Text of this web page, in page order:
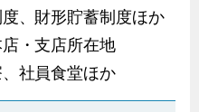
、財形貯蓄制度ほか
・支店所在地
社員食堂ほか